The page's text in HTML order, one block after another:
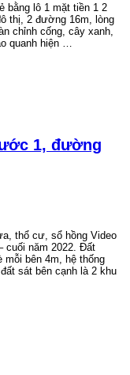
bằng lô 1 mặt tiền 1 2
thị, 2 đường 16m, lòng
chỉnh cống, cây xanh,
quanh hiện …
1, đường
thổ cư, sổ hồng Video
cuối năm 2022. Đất
bên 4m, hệ thống
sát bên cạnh là 2 khu